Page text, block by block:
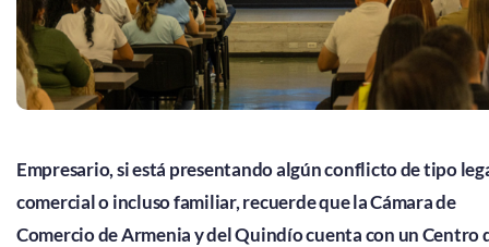
Empresario, si está presentando algún conflicto de tipo
comercial o incluso familiar, recuerde que la Cámara de
Comercio de Armenia y del Quindío cuenta con un Centro